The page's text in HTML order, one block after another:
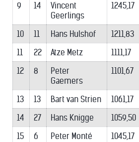
9
14
Vincent
Geerlings
1245,17
10 11 Hans Hulshof 1211,83
11
22 Atze Metz 1111,17
12
8
Peter
Gaemers
1101,67
13 13 Bart van Strien 1061,17
14
27 Hans Knigge 1059,50
15
6 Peter Monté 1045,17